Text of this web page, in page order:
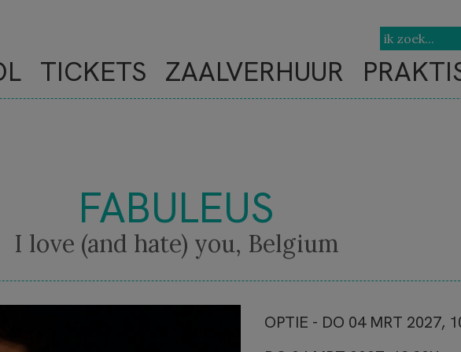
TICKETS ZAALVERHUUR
FABULEUS
I love (and hate) you, Belgium
OPTIE - DO 04 MRT 2027,